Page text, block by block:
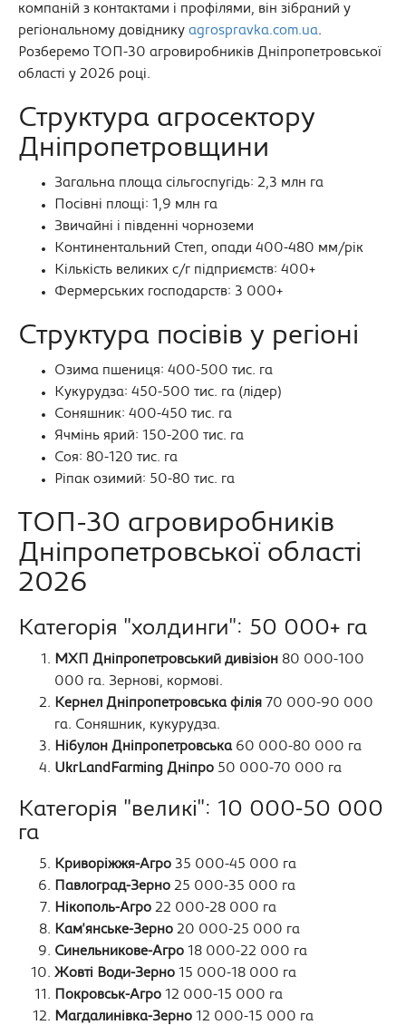
компаній з контактами і профілями, він зібраний у
регіональному довіднику agrospravka.com.ua.
Розберемо ТОП-30 агровиробників Дніпропетровської
області у 2026 році.
Структура агросектору
Дніпропетровщини
Загальна площа сільгоспугідь: 2,3 млн га
Посівні площі: 1,9 млн га
Звичайні і південні чорноземи
Континентальний Степ, опади 400-480 мм/рік
Кількість великих с/г підприємств: 400+
Фермерських господарств: 3 000+
Структура посівів у регіоні
Озима пшениця: 400-500 тис. га
Кукурудза: 450-500 тис. га (лідер)
Соняшник: 400-450 тис. га
Ячмінь ярий: 150-200 тис. га
Соя: 80-120 тис. га
Ріпак озимий: 50-80 тис. га
ТОП-30 агровиробників
Дніпропетровської області
2026
Категорія "холдинги": 50 000+ га
МХП Дніпропетровський дивізіон 80 000-100
000 га. Зернові, кормові.
Кернел Дніпропетровська філія 70 000-90 000
га. Соняшник, кукурудза.
Нібулон Дніпропетровська60 000-80 000 га
UkrLandFarming Дніпро 50 000-70 000 га
Категорія "великі": 10 000-50 000
га
Криворіжжя-Агро 35 000-45 000 га
Павлоград-Зерно 25 000-35 000 га
Нікополь-Агро 22 000-28 000 га
Кам'янське-Зерно 20 000-25 000 га
Синельникове-Агро 18 000-22 000 га
Жовті Води-Зерно 15 000-18 000 га
Покровськ-Агро 12 000-15 000 га
Магдалинівка-Зерно 12 000-15 000 га